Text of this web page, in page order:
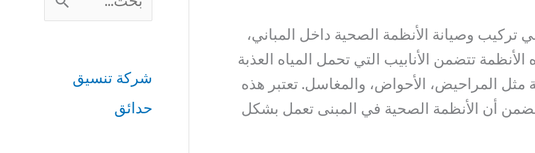
وصيانة الأنظمة الصحية داخل المباني،
تتضمن الأنابيب التي تحمل المياه العذبة
مثل المراحيض، الأحواض، والمغاسل. تعتبر هذه
أن الأنظمة الصحية في المبنى تعمل بشكل
ل
ح
ث
شركة تنسيق
حدائق